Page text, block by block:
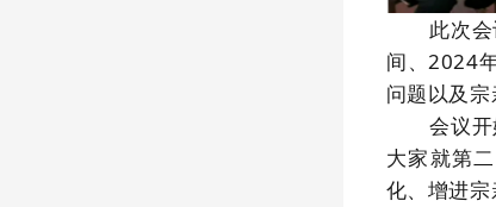
此次
间、2024
问题以及宗
会议
大家就第
化、增进